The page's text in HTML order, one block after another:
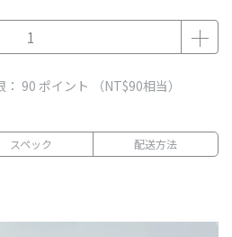
90 ポイント （NT$90相当）
スペック 配送方法